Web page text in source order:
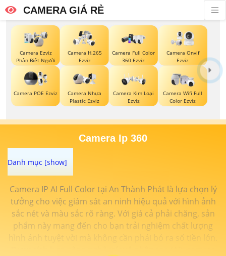
CAMERA GIÁ RẺ
Camera Ezviz
Phân Biệt Người
Camera H.265
Ezviz
Camera Full Color
360 Ezviz
Camera Onvif
Ezviz
Camera POE Ezviz
Camera Nhựa
Plastic Ezviz
Camera Kim Loại
Ezviz
Camera Wifi Full
Color Ezviz
Camera Ip 360
Camera IP AI Full Color tại An Thành Phát là lựa chọn lý
tưởng cho việc giám sát an ninh hiệu quả với hình ảnh
sắc nét và màu sắc rõ ràng. Với giá cả phải chăng, sản
phẩm này mang đến cho bạn trải nghiệm chất lượng
hình ảnh tuyệt vời mà không cần phải bỏ ra số tiền lớn.